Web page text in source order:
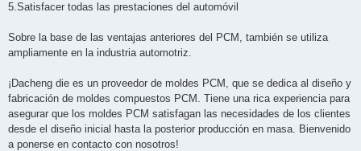
5.Satisfacer todas las prestaciones del automóvil
Sobre la base de las ventajas anteriores del PCM, también se utiliza
ampliamente en la industria automotriz.
¡Dacheng die es un proveedor de moldes PCM, que se dedica al diseño y
fabricación de moldes compuestos PCM. Tiene una rica experiencia para
asegurar que los moldes PCM satisfagan las necesidades de los clientes
desde el diseño inicial hasta la posterior producción en masa. Bienvenido
a ponerse en contacto con nosotros!